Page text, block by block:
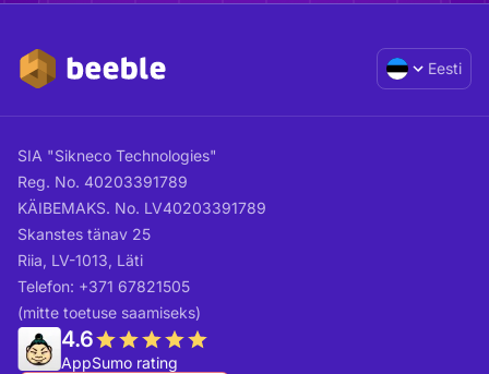
Eesti
SIA "Sikneco Technologies"
Reg. No. 40203391789
KÄIBEMAKS. No. LV40203391789
Skanstes tänav 25
Riia, LV-1013, Läti
Telefon: +371 67821505
(mitte toetuse saamiseks)
4.6
AppSumo rating